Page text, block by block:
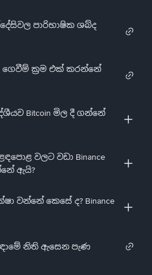
පාරිභාෂික ශබ්ද
ගෙවීම් ක්‍රම එක් කරන්නේ
Bitcoin මිල දී ගන්නේ
වලට වඩා Binance
ඇයි?
වන්නේ කෙසේ ද? Binance
නිති ඇසෙන පැණ